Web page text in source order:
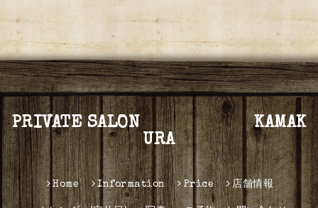
PRIVATE SALON KAMAK
URA
Home Information Price 店舗情報